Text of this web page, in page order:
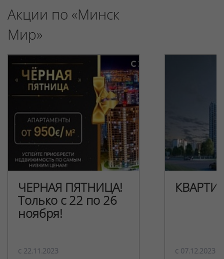
Акции по «Минск
Мир»
ЧЕРНАЯ ПЯТНИЦА!
Только с 22 по 26
ноября!
c 22.11.2023 c 07.12.2023